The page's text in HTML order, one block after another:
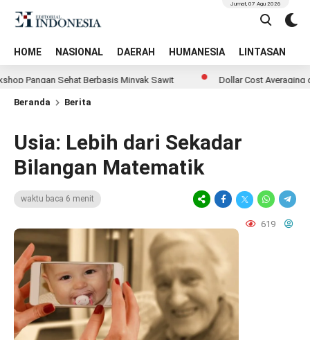
HOME NASIONAL DAERAH HUMANESIA LINTASAN
Jumat, 07 Agu 2026
Sehat Berbasis Minyak Sawit Dollar Cost Averaging dalam
Beranda Berita
Usia: Lebih dari Sekadar
Bilangan Matematik
waktu baca 6 menit
619